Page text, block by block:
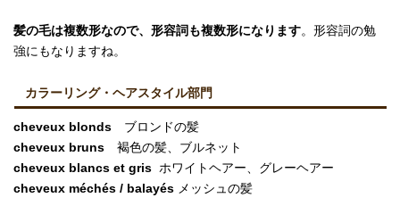
髪の毛は複数形なので、形容詞も複数形になります。形容詞の勉
強にもなりますね。
カラーリング・ヘアスタイル部門
cheveux blonds ブロンドの髪
cheveux bruns 褐色の髪、ブルネット
cheveux blancs et gris ホワイトヘアー、グレーヘアー
cheveux méchés / balayés メッシュの髪